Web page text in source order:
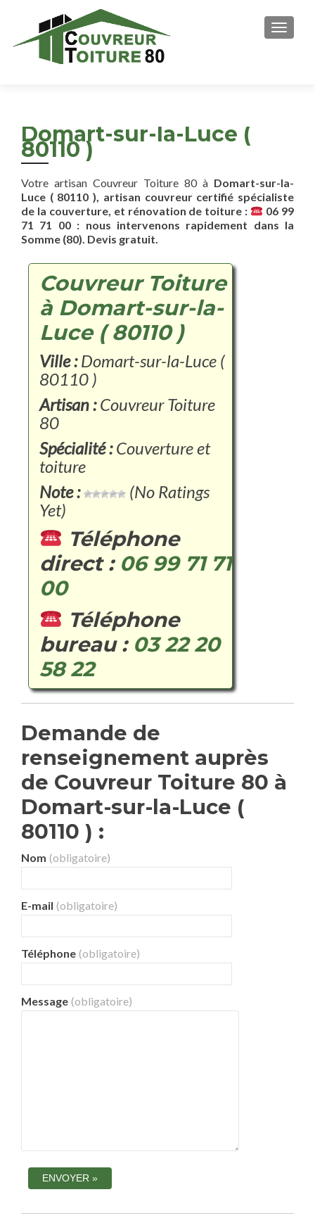
Domart-sur-la-Luce (
80110 )
Votre artisan Couvreur Toiture 80 à Domart-sur-la-
Luce ( 80110 ), artisan couvreur certifié spécialiste
de la couverture, et rénovation de toiture :
06 99
71 71 00 : nous intervenons rapidement dans la
Somme (80). Devis gratuit.
Couvreur Toiture
à Domart-sur-la-
Luce ( 80110 )
Ville :Domart-sur-la-Luce (
80110 )
Artisan :Couvreur Toiture
80
Spécialité :Couverture et
toiture
Note :
(No Ratings
Yet)
Téléphone
direct : 06 99 71 71
00
Téléphone
bureau : 03 22 20
58 22
Demande de
renseignement auprès
de Couvreur Toiture 80 à
Domart-sur-la-Luce (
80110 ) :
Nom (obligatoire)
E-mail (obligatoire)
Téléphone (obligatoire)
Message (obligatoire)